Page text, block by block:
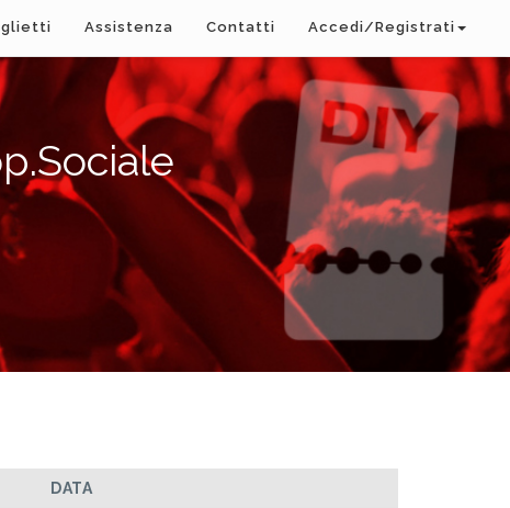
Assistenza Contatti Accedi/Registrati
DATA